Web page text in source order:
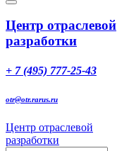
Toggle
Центр отраслевой
разработки
+ 7 (495) 777-25-43
otr@otr.rarus.ru
Центр отраслевой
разработки